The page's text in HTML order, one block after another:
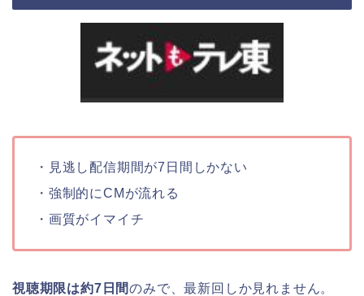
・見逃し配信期間が7日間しかない
・強制的にCMが流れる
・画質がイマイチ
視聴期限は約7日間のみで、最新回しか見れません。